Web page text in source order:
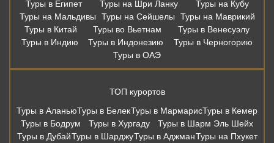
Туры в Египет
Туры на Шри Ланку
Туры на Кубу
Туры на Мальдивы
Туры на Сейшелы
Туры на Маврикий
Туры в Китай
Туры во Вьетнам
Туры в Венесуэлу
Туры в Индию
Туры в Индонезию
Туры в Черногорию
Туры в ОАЭ
ТОП курортов
Туры в АланьюТуры в БелекТуры в МармарисТуры в Кемер
Туры в Бодрум
Туры в Хургаду
Туры в Шарм Эль Шейх
Туры в ДубайТуры в ШарджуТуры в АджманТуры на Пхукет